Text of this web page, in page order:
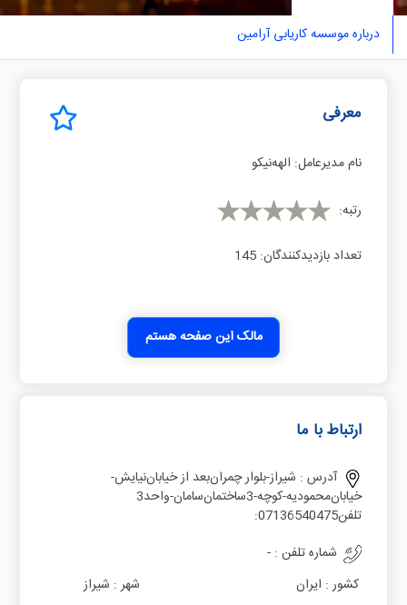
درباره موسسه کاریابی آراﻣﯿﻦ
معرفی
نام مدیرعامل: اﻟﻬﻪﻧﯿﮑﻮ
رتبه:
تعداد بازدیدکنندگان: 145
مالک این صفحه هستم
ارتباط با ما
آدرس : ﺷﯿﺮاز-ﺑﻠﻮار ﭼﻤﺮانﺑﻌﺪ از ﺧﯿﺎﺑﺎنﻧﯿﺎﯾﺶ-
ﺧﯿﺎﺑﺎنﻣﺤﻤﻮدﯾﻪ-ﮐﻮﭼﻪ-3ﺳﺎﺧﺘﻤﺎنﺳﺎﻣﺎن-واﺣﺪ3
ﺗﻠﻔﻦ07136540475:
شماره تلفن :-
کشور : ایران شهر : شیراز